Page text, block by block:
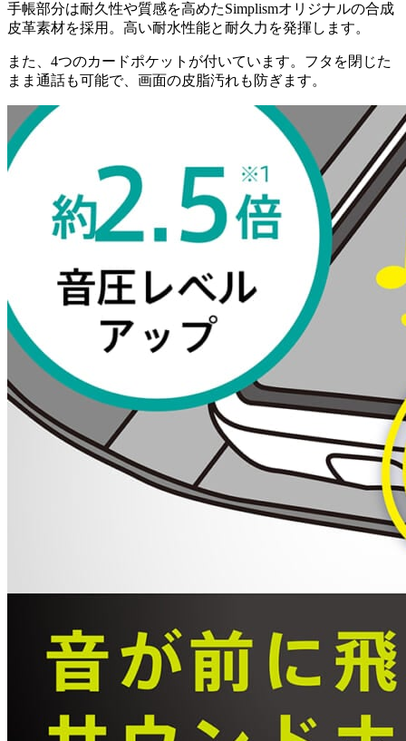
手帳部分は耐久性や質感を高めたSimplismオリジナルの合成
皮革素材を採用。高い耐水性能と耐久力を発揮します。
また、4つのカードポケットが付いています。フタを閉じた
まま通話も可能で、画面の皮脂汚れも防ぎます。